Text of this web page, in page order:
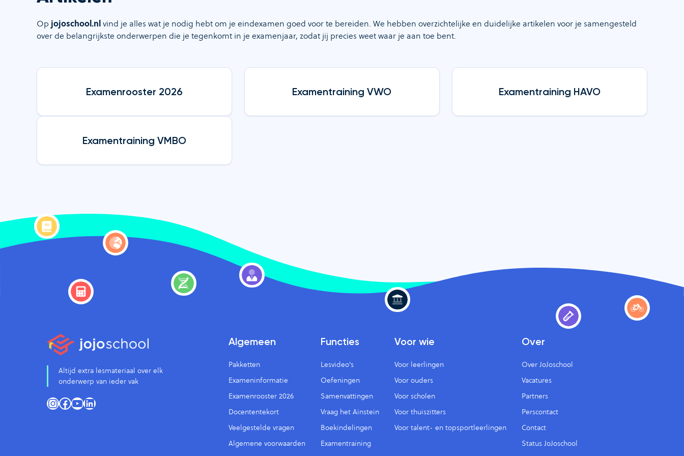
Op jojoschool.nlvind je alles wat je nodig hebt om je eindexamen goed voor te bereiden. We hebben overzichtelijke en duidelijke artikelen voor je samengesteld
over de belangrijkste onderwerpen die je tegenkomt in je examenjaar, zodat jij precies weet waar je aan toe bent.
Examenrooster 2026 Examentraining VWO Examentraining HAVO
Examentraining VMBO
Altijd extra lesmateriaal over elk
onderwerp van ieder vak
Instagram
Facebook
YouTube
LinkedIn
Algemeen
Pakketten
Exameninformatie
Examenrooster 2026
Docententekort
Veelgestelde vragen
Algemene voorwaarden
Functies
Lesvideo's
Oefeningen
Samenvattingen
Vraag het Ainstein
Boekindelingen
Examentraining
Voor wie
Voor leerlingen
Voor ouders
Voor scholen
Voor thuiszitters
Voor talent- en topsportleerlingen
Over
Over JoJoschool
Vacatures
Partners
Perscontact
Contact
Status JoJoschool